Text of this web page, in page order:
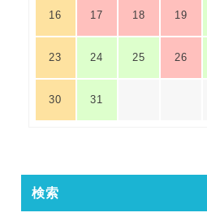
16 17 18 19
23 24 25 26
30 31
検索